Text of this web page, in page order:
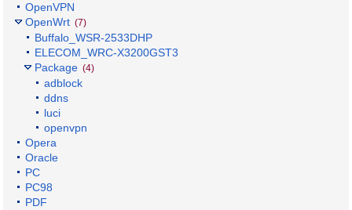
OpenVPN
OpenWrt (7)
Buffalo_WSR-2533DHP
ELECOM_WRC-X3200GST3
Package (4)
adblock
ddns
luci
openvpn
Opera
Oracle
PC
PC98
PDF